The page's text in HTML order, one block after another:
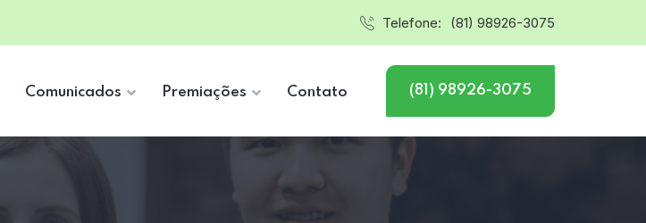
Telefone: (81) 98926-3075
Comunicados Premiações Contato (81) 98926-3075